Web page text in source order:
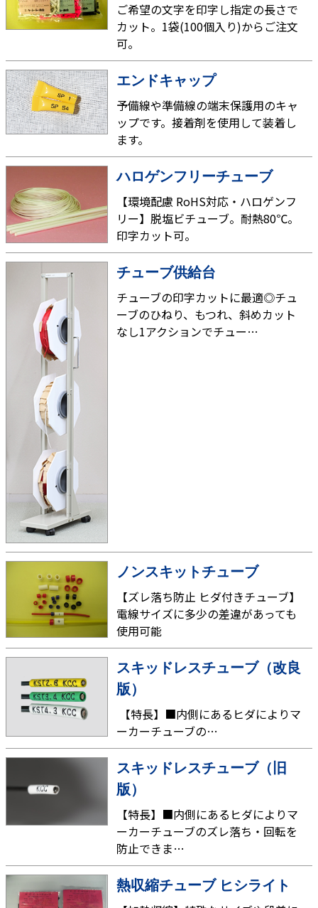
ご希望の文字を印字し指定の長さで
カット。1袋(100個入り)からご注文
可。
エンドキャップ
予備線や準備線の端末保護用のキャ
ップです。接着剤を使用して装着し
ます。
ハロゲンフリーチューブ
【環境配慮 RoHS対応・ハロゲンフ
リー】脱塩ビチューブ。耐熱80℃。
印字カット可。
チューブ供給台
チューブの印字カットに最適◎チュ
ーブのひねり、もつれ、斜めカット
なし1アクションでチュー…
ノンスキットチューブ
【ズレ落ち防止 ヒダ付きチューブ】
電線サイズに多少の差違があっても
使用可能
スキッドレスチューブ（改良
版）
【特長】■内側にあるヒダによりマ
ーカーチューブの…
スキッドレスチューブ（旧
版）
【特長】■内側にあるヒダによりマ
ーカーチューブのズレ落ち・回転を
防止できま…
熱収縮チューブ ヒシライト